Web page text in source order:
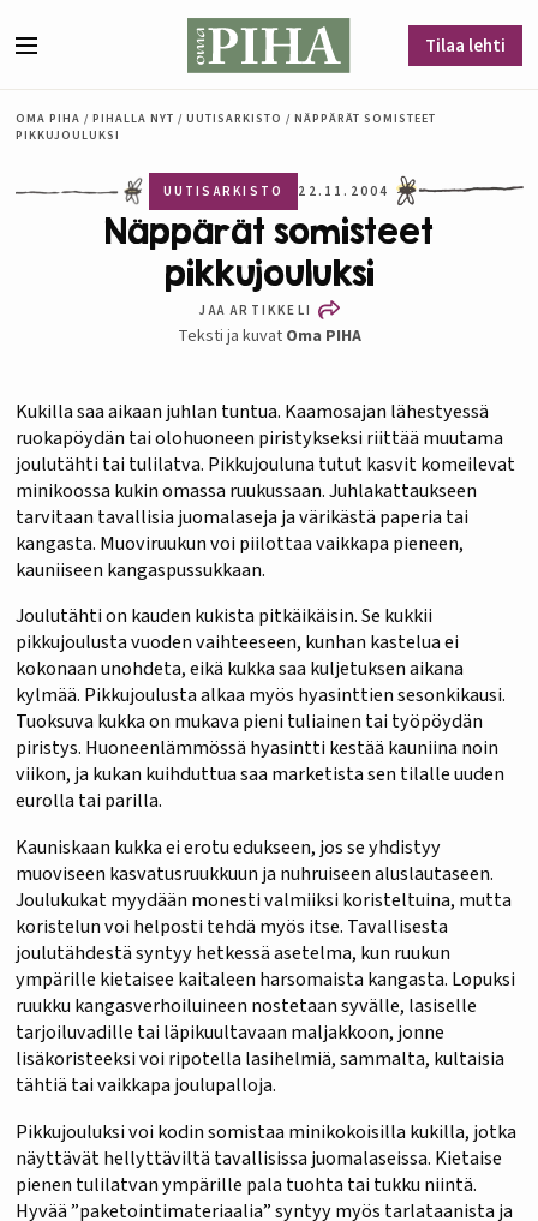
Tilaa lehti
OMA PIHA / PIHALLA NYT / UUTISARKISTO / NÄPPÄRÄT SOMISTEET
PIKKUJOULUKSI
UUTISARKISTO 22.11.2004
Näppärät somisteet
pikkujouluksi
JAA ARTIKKELI
Teksti ja kuvat Oma PIHA
Kukilla saa aikaan juhlan tuntua. Kaamosajan lähestyessä
ruokapöydän tai olohuoneen piristykseksi riittää muutama
joulutähti tai tulilatva. Pikkujouluna tutut kasvit komeilevat
minikoossa kukin omassa ruukussaan. Juhlakattaukseen
tarvitaan tavallisia juomalaseja ja värikästä paperia tai
kangasta. Muoviruukun voi piilottaa vaikkapa pieneen,
kauniiseen kangaspussukkaan.
Joulutähti on kauden kukista pitkäikäisin. Se kukkii
pikkujoulusta vuoden vaihteeseen, kunhan kastelua ei
kokonaan unohdeta, eikä kukka saa kuljetuksen aikana
kylmää. Pikkujoulusta alkaa myös hyasinttien sesonkikausi.
Tuoksuva kukka on mukava pieni tuliainen tai työpöydän
piristys. Huoneenlämmössä hyasintti kestää kauniina noin
viikon, ja kukan kuihduttua saa marketista sen tilalle uuden
eurolla tai parilla.
Kauniskaan kukka ei erotu edukseen, jos se yhdistyy
muoviseen kasvatusruukkuun ja nuhruiseen aluslautaseen.
Joulukukat myydään monesti valmiiksi koristeltuina, mutta
koristelun voi helposti tehdä myös itse. Tavallisesta
joulutähdestä syntyy hetkessä asetelma, kun ruukun
ympärille kietaisee kaitaleen harsomaista kangasta. Lopuksi
ruukku kangasverhoiluineen nostetaan syvälle, lasiselle
tarjoiluvadille tai läpikuultavaan maljakkoon, jonne
lisäkoristeeksi voi ripotella lasihelmiä, sammalta, kultaisia
tähtiä tai vaikkapa joulupalloja.
Pikkujouluksi voi kodin somistaa minikokoisilla kukilla, jotka
näyttävät hellyttäviltä tavallisissa juomalaseissa. Kietaise
pienen tulilatvan ympärille pala tuohta tai tukku niintä.
Hyvää ”paketointimateriaalia” syntyy myös tarlataanista ja